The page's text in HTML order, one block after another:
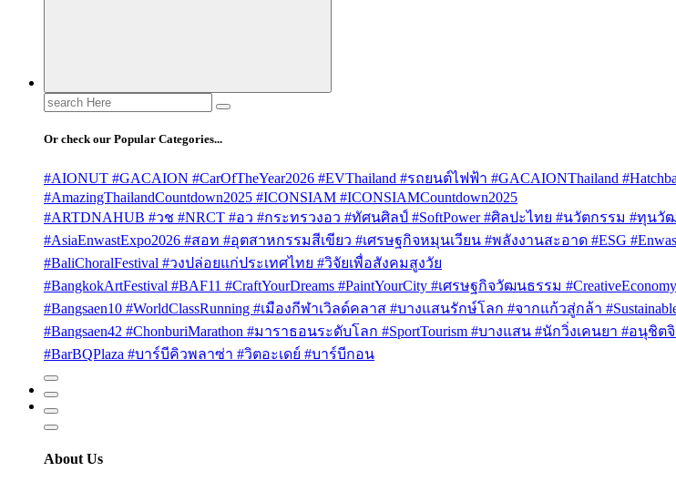
Search
for:
Or check our Popular Categories...
#AIONUT #GACAION #CarOfTheYear2026 #EVThailand #รถยนต์ไฟฟ้า #GACAIONThailand
#AmazingThailandCountdown2025 #ICONSIAM #ICONSIAMCountdown2025
#ARTDNAHUB #วช #NRCT #อว #กระทรวงอว #ทัศนศิลป์ #SoftPower #ศิลปะไทย #นวัตกรรม #ทุนวั
#AsiaEnwastExpo2026 #สอท #อุตสาหกรรมสีเขียว #เศรษฐกิจหมุนเวียน #พลังงานสะอาด #ESG
#BaliChoralFestival #วงปล่อยแก่ประเทศไทย #วิจัยเพื่อสังคมสูงวัย
#BangkokArtFestival #BAF11 #CraftYourDreams #PaintYourCity #เศรษฐกิจวัฒนธรรม
#Bangsaen10 #WorldClassRunning #เมืองกีฬาเวิลด์คลาส #บางแสนรักษ์โลก #จากแก้วสู่กล้า
#Bangsaen42 #ChonburiMarathon #มาราธอนระดับโลก #SportTourism #บางแสน #นักวิ่งเคนยา #อนุ
#BarBQPlaza #บาร์บีคิวพลาซ่า #วิตอะเดย์ #บาร์บีกอน
About Us